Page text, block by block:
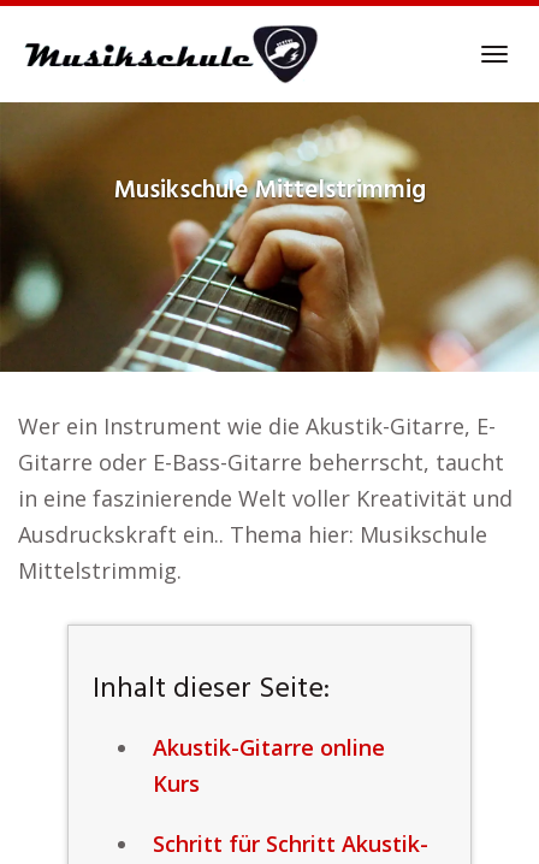
MusikschuleMittelstrimmig
Wer ein Instrument wie die Akustik-Gitarre, E-
Gitarre oder E-Bass-Gitarre beherrscht, taucht
in eine faszinierende Welt voller Kreativität und
Ausdruckskraft ein.. Thema hier: Musikschule
Mittelstrimmig.
Inhalt dieser Seite:
Akustik-Gitarre online
Kurs
Schritt für Schritt Akustik-